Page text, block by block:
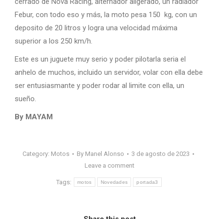
Febur, con todo eso y más, la moto pesa 150 kg, con un
deposito de 20 litros y logra una velocidad máxima
superior a los 250 km/h.
Este es un juguete muy serio y poder pilotarla seria el
anhelo de muchos, incluido un servidor, volar con ella debe
ser entusiasmante y poder rodar al limite con ella, un
sueño.
By MAYAM
Category: Motos By Manel Alonso
3 de agosto de 2023
Leave a comment
Tags: motos Novedades portada3